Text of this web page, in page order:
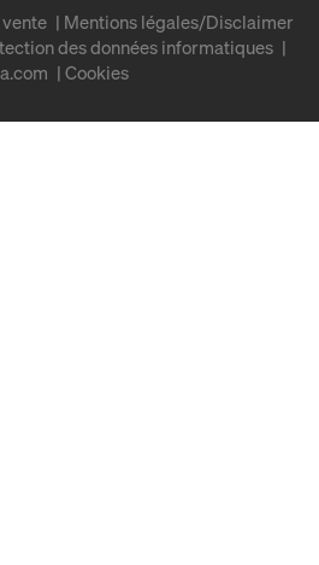
Mentions légales/Disclaimer
des données informatiques
Cookies